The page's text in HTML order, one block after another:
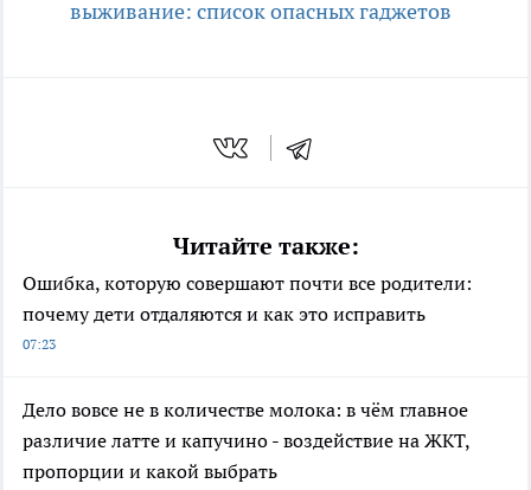
выживание: список опасных гаджетов
Читайте также:
Ошибка, которую совершают почти все родители:
почему дети отдаляются и как это исправить
07:23
Дело вовсе не в количестве молока: в чём главное
различие латте и капучино - воздействие на ЖКТ,
пропорции и какой выбрать